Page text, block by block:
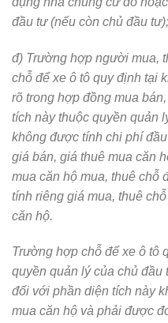
đầu tư (nếu còn chủ đầu tư);
đ) Trường hợp người mua,
chỗ để xe ô tô quy định tại
rõ trong hợp đồng mua
tích này thuộc quyền quản
không được tính chi phí
giá bán, giá thuê mua căn
mua căn hộ mua, thuê chỗ
tính riêng giá mua, thuê
căn hộ.
Trường hợp chỗ để xe ô tô
quyền quản lý của chủ
đối với phần diện tích này
mua căn hộ và phải được